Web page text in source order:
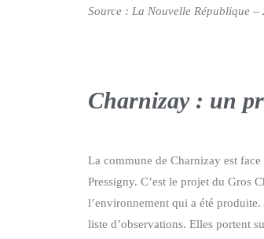
Source : La Nouvelle République –
Charnizay : un
La commune de Charnizay est
Pressigny. C’est le projet du Gros
l’environnement qui a été
liste d’observations. Elles portent